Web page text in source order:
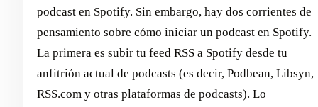
podcast en Spotify. Sin embargo, hay dos corrientes de
pensamiento sobre cómo iniciar un podcast en Spotify.
La primera es subir tu feed RSS a Spotify desde tu
anfitrión actual de podcasts (es decir, Podbean, Libsyn,
RSS.com y otras plataformas de podcasts). Lo